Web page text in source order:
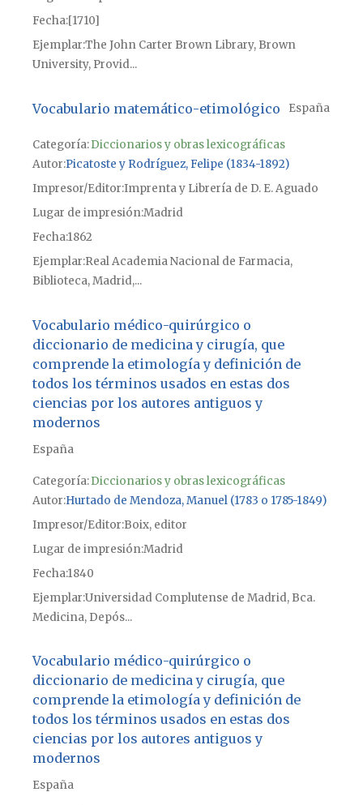
Fecha[1710]
Ejemplar The John Carter Brown Library, Brown
University, Provid...
Vocabulario matemático-etimológico España
Categoría:Diccionarios y obras lexicográficas
Autor Picatoste y Rodríguez, Felipe (1834-1892)
Impresor/Editor Imprenta y Librería de D. E. Aguado
Lugar de impresiónMadrid
Fecha1862
Ejemplar Real Academia Nacional de Farmacia,
Biblioteca, Madrid,...
Vocabulario médico-quirúrgico o
diccionario de medicina y cirugía, que
comprende la etimología y definición de
todos los términos usados en estas dos
ciencias por los autores antiguos y
modernos
España
Categoría:Diccionarios y obras lexicográficas
Autor Hurtado de Mendoza, Manuel (1783 o 1785-1849)
Impresor/Editor Boix, editor
Lugar de impresiónMadrid
Fecha1840
Ejemplar Universidad Complutense de Madrid, Bca.
Medicina, Depós...
Vocabulario médico-quirúrgico o
diccionario de medicina y cirugía, que
comprende la etimología y definición de
todos los términos usados en estas dos
ciencias por los autores antiguos y
modernos
España